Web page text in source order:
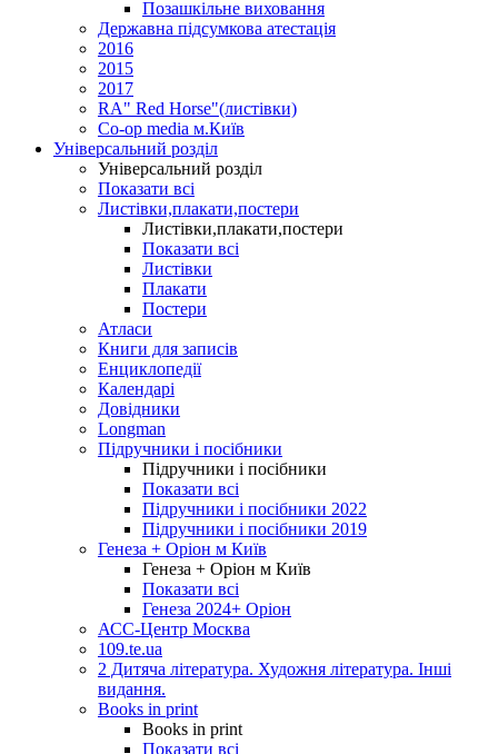
Позашкільне виховання
Державна підсумкова атестація
2016
2015
2017
RA" Red Horse"(листівки)
Co-op media м.Київ
Універсальний розділ
Універсальний розділ
Показати всі
Листівки,плакати,постери
Листівки,плакати,постери
Показати всі
Листівки
Плакати
Постери
Атласи
Книги для записів
Енциклопедії
Календарі
Довідники
Longman
Підручники і посібники
Підручники і посібники
Показати всі
Підручники і посібники 2022
Підручники і посібники 2019
Генеза + Оріон м Київ
Генеза + Оріон м Київ
Показати всі
Генеза 2024+ Оріон
АСС-Центр Москва
109.te.ua
2 Дитяча література. Художня література. Інші
видання.
Books in print
Books in print
Показати всі